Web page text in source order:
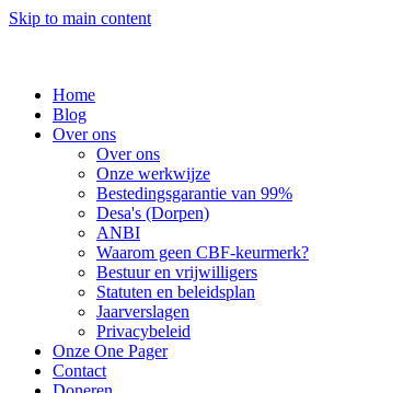
Skip to main content
Home
Blog
Over ons
Over ons
Onze werkwijze
Bestedingsgarantie van 99%
Desa's (Dorpen)
ANBI
Waarom geen CBF-keurmerk?
Bestuur en vrijwilligers
Statuten en beleidsplan
Jaarverslagen
Privacybeleid
Onze One Pager
Contact